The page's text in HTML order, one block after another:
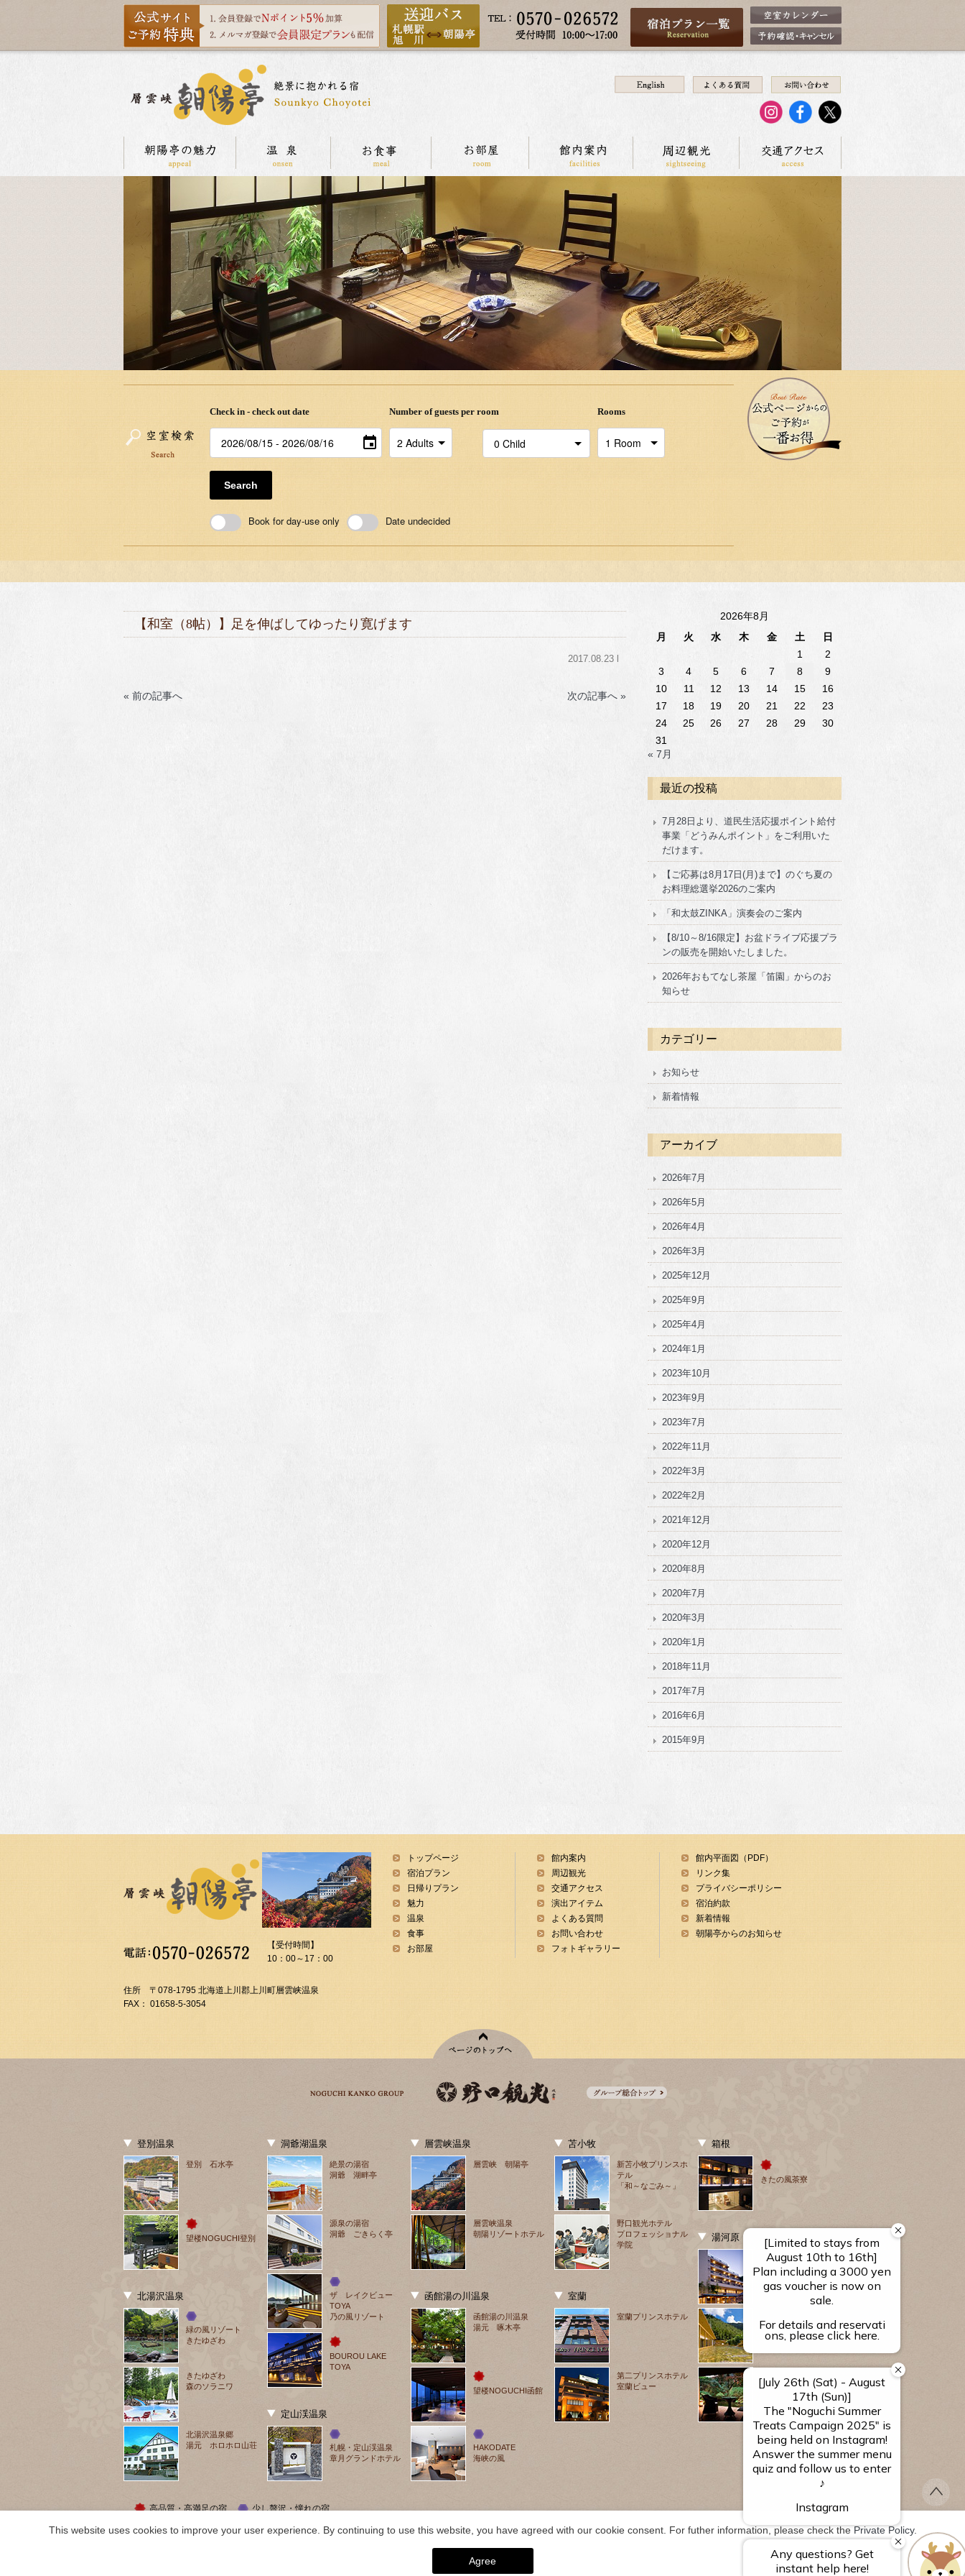
Check in - check out date Number of guests per room Rooms
Search
Book for day-use only Date undecided
【和室（8帖）】足を伸ばしてゆったり寛げます
2017.08.23 l
« 前の記事へ 次の記事へ »
2026年8月
月
火 水 木 金 土
日
1
2
3
4 5 6 7 8
9
10
11 12 13 14 15
16
17
18 19 20 21 22
23
24
25 26 27 28 29
30
31
« 7月
最近の投稿
7月28日より、道民生活応援ポイント給付
事業「どうみんポイント」をご利用いた
だけます。
【ご応募は8月17日(月)まで】のぐち夏の
お料理総選挙2026のご案内
「和太鼓ZINKA」演奏会のご案内
【8/10～8/16限定】お盆ドライブ応援プラ
ンの販売を開始いたしました。
2026年おもてなし茶屋「笛園」からのお
知らせ
カテゴリー
お知らせ
新着情報
アーカイブ
2026年7月
2026年5月
2026年4月
2026年3月
2025年12月
2025年9月
2025年4月
2024年1月
2023年10月
2023年9月
2023年7月
2022年11月
2022年3月
2022年2月
2021年12月
2020年12月
2020年8月
2020年7月
2020年3月
2020年1月
2018年11月
2017年7月
2016年6月
2015年9月
【受付時間】
10：00～17：00
住所 〒078-1795 北海道上川郡上川町層雲峡温泉
FAX： 01658-5-3054
トップページ
宿泊プラン
日帰りプラン
魅力
温泉
食事
お部屋
館内案内
周辺観光
交通アクセス
演出アイテム
よくある質問
お問い合わせ
フォトギャラリー
館内平面図（PDF）
リンク集
プライバシーポリシー
宿泊約款
新着情報
朝陽亭からのお知らせ
登別温泉
登別 石水亭
望楼NOGUCHI登別
北湯沢温泉
緑の風リゾート
きたゆざわ
きたゆざわ
森のソラニワ
北湯沢温泉郷
湯元 ホロホロ山荘
洞爺湖温泉
絶景の湯宿
洞爺 湖畔亭
源泉の湯宿
洞爺 ごきらく亭
ザ　レイクビュー
TOYA
乃の風リゾート
BOUROU LAKE
TOYA
定山渓温泉
札幌・定山渓温泉
章月グランドホテル
層雲峡温泉
層雲峡 朝陽亭
層雲峡温泉
朝陽リゾートホテル
函館湯の川温泉
函館湯の川温泉
湯元 啄木亭
望楼NOGUCHI函館
HAKODATE
海峡の風
苫小牧
新苫小牧プリンスホ
テル
「和～なごみ～」
野口観光ホテル
プロフェッショナル
学院
室蘭
室蘭プリンスホテル
第二プリンスホテル
室蘭ビュー
箱根
きたの風茶寮
湯河原
源泉のお宿
湯河原 千代田荘
山翠楼
SANSUIROU
海石榴 つばき
高品質・高満足の宿 少し贅沢・憧れの宿
2026 層雲峡温泉 層雲峡 朝陽亭｜【公式】北海道の温泉宿 野口観光グループ. ALL RIGHTS RESERVED
This website uses cookies to improve your user experience. By continuing to use this website, you have agreed with our cookie consent. For futher information, please check the Private Policy.
Agree